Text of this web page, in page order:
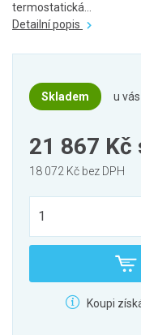
termostatická...
Detailní popis
Skladem u
21 867 Kč
18 072 Kč bez DPH
Koupi